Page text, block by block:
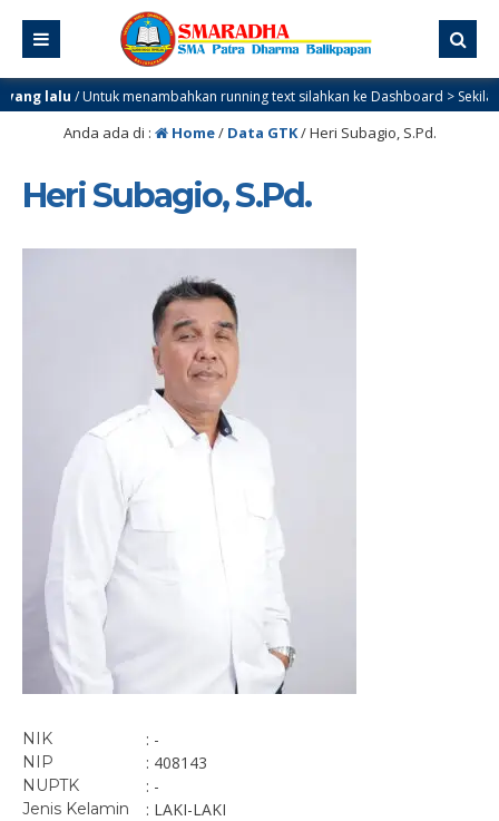
lalu/ Untuk menambahkan running text silahkan ke Dashboard > Sekilas
Anda ada di : Home/ Data GTK/Heri Subagio, S.Pd.
Heri Subagio, S.Pd.
NIK : -
NIP : 408143
NUPTK : -
Jenis Kelamin : LAKI-LAKI